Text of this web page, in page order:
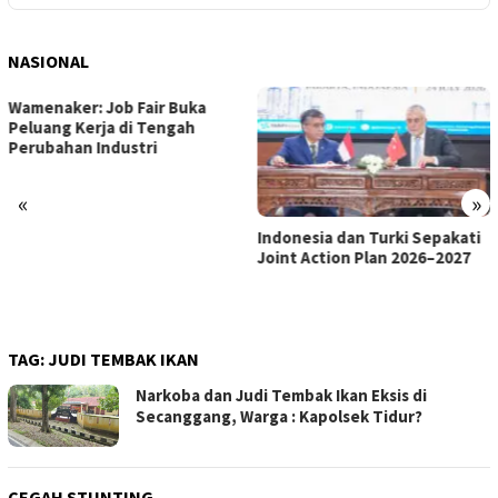
NASIONAL
« »
Satgas PRR Pacu Realisasi
Tambahan TKD Aceh Rp1,65
TAG:JUDI TEMBAK IKAN
Narkoba dan Judi Tembak Ikan Eksis di
Secanggang, Warga : Kapolsek Tidur?